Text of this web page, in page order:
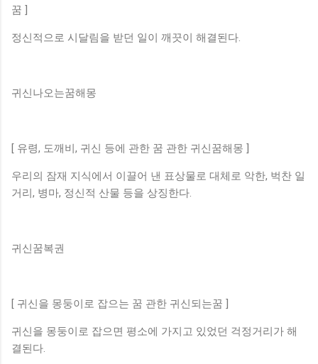
꿈 ]
정신적으로 시달림을 받던 일이 깨끗이 해결된다.
귀신나오는꿈해몽
[ 유령, 도깨비, 귀신 등에 관한 꿈 관한 귀신꿈해몽 ]
우리의 잠재 지식에서 이끌어 낸 표상물로 대체로 악한, 벅찬 일
거리, 병마, 정신적 산물 등을 상징한다.
귀신꿈복권
[ 귀신을 몽둥이로 잡으는 꿈 관한 귀신되는꿈 ]
귀신을 몽둥이로 잡으면 평소에 가지고 있었던 걱정거리가 해
결된다.